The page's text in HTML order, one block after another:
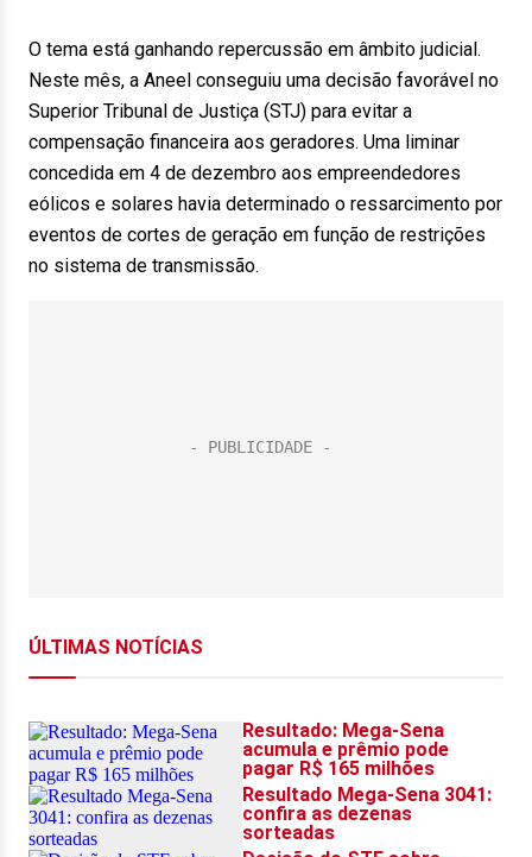
O tema está ganhando repercussão em âmbito judicial.
Neste mês, a Aneel conseguiu uma decisão favorável no
Superior Tribunal de Justiça (STJ) para evitar a
compensação financeira aos geradores. Uma liminar
concedida em 4 de dezembro aos empreendedores
eólicos e solares havia determinado o ressarcimento por
eventos de cortes de geração em função de restrições
no sistema de transmissão.